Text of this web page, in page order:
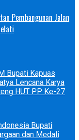
Pembangunan Jalan
Bupati Kapuas
Lencana Karya
HUT PP Ke-27
Bupati
dan Medali